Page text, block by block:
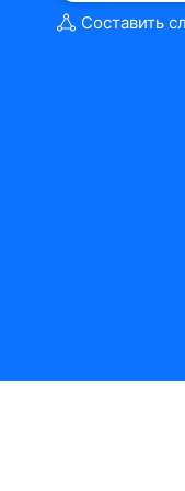
Составить